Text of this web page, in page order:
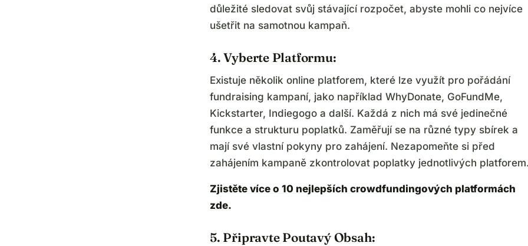
důležité sledovat svůj stávající rozpočet, abyste mohli co nejvíce
ušetřit na samotnou kampaň.
4. Vyberte Platformu:
Existuje několik online platforem, které lze využít pro pořádání
fundraising kampaní, jako například WhyDonate, GoFundMe,
Kickstarter, Indiegogo a další. Každá z nich má své jedinečné
funkce a strukturu poplatků. Zaměřují se na různé typy sbírek a
mají své vlastní pokyny pro zahájení. Nezapomeňte si před
zahájením kampaně zkontrolovat poplatky jednotlivých
Zjistěte více o 10 nejlepších crowdfundingových platformách
zde.
5. Připravte Poutavý Obsah: